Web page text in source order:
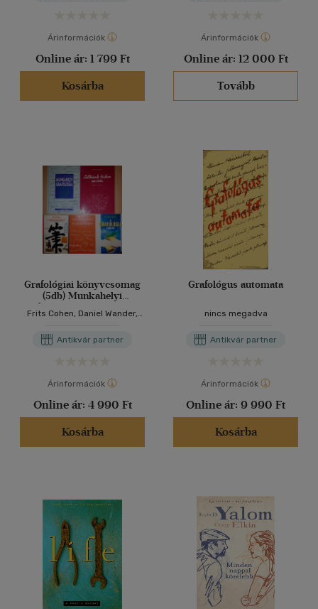
Árinformációk
Online ár: 1 799 Ft
Kosárba
Árinformációk
Online ár: 12 000 Ft
Tovább
Grafológiai könyvcsomag
(5db) Munkahelyi
grafológia / Lelkünk tükre
az írás / A grafológia
írás, az emberiség
Frits Cohen, Daniel Wander,
Rákosné Ács Klára, Loósz
Antikvár partner
Árinformációk
Online ár: 4 990 Ft
Kosárba
Grafológus automata
nincs megadva
Antikvár partner
Árinformációk
Online ár: 9 990 Ft
Kosárba